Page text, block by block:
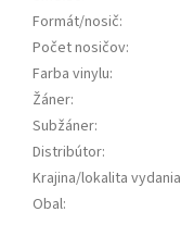
Formát/nosič:
Počet nosičov:
Farba vinylu:
Žáner:
Subžáner:
Distribútor:
Krajina/lokalita vydania
Obal: